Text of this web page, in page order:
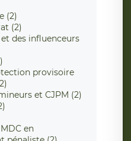
(2)
(2)
des influenceurs
provisoire
et CJPM (2)
en